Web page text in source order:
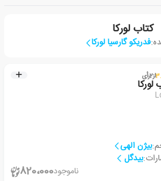
کتاب لورکا
فدریکو گارسیا لورکا
از2رأی
لورکا
بیژن الهی
بیدگل
ناموجود820،000